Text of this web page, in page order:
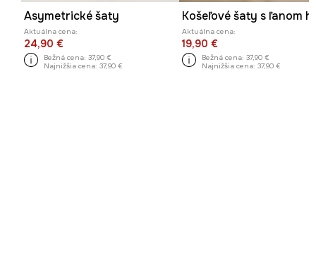
Asymetrické šaty
Aktuálna cena:
24,90 €
Bežná cena: 37,90 €
Najnižšia cena: 37,90 €
Aktuálna cena:
19,90 €
Bežná cena: 37,90 €
Najnižšia cena: 37,90 €